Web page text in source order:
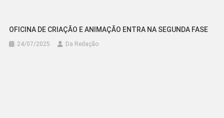
OFICINA DE CRIAÇÃO E ANIMAÇÃO ENTRA NA SEGUNDA FASE
24/07/2025 Da Redação